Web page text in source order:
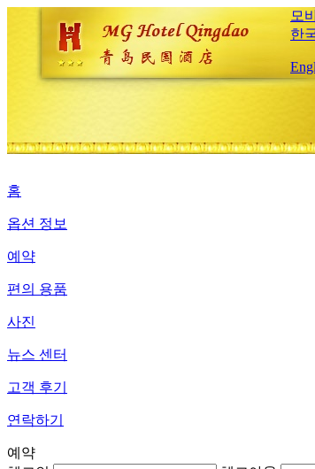
모
한
홈
옵션 정보
예약
편의 용품
사진
뉴스 센터
고객 후기
연락하기
예약